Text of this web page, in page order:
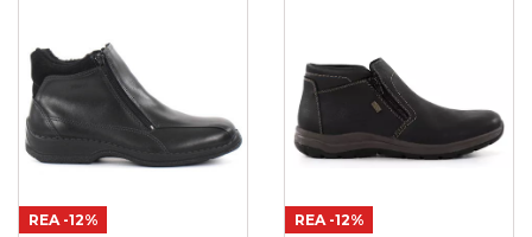
REA -12% REA -12%